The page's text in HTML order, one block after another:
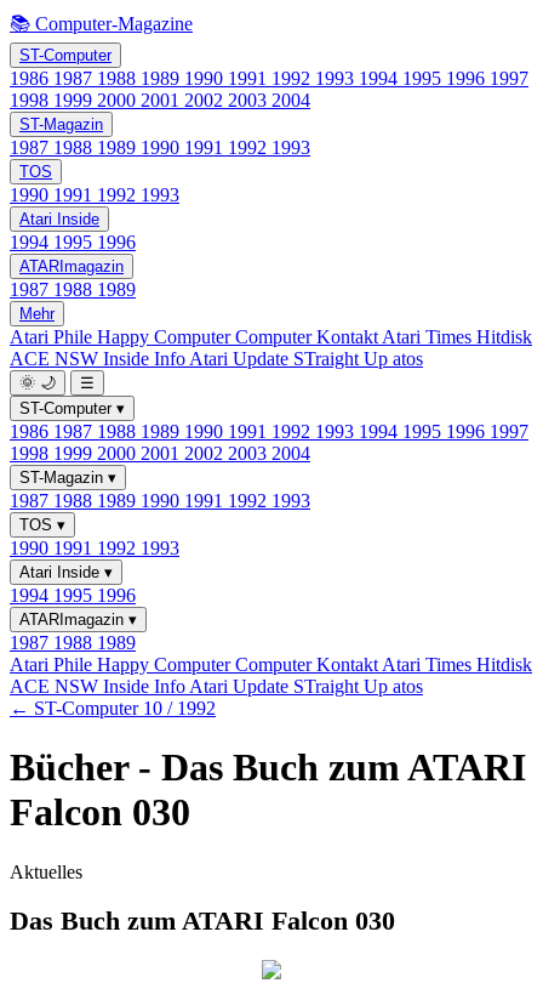
📚 Computer-Magazine
ST-Computer
1986 1987 1988 1989 1990 1991 1992 1993 1994 1995 1996 1997
1998 1999 2000 2001 2002 2003 2004
ST-Magazin
1987 1988 1989 1990 1991 1992 1993
TOS
1990 1991 1992 1993
Atari Inside
1994 1995 1996
ATARImagazin
1987 1988 1989
Mehr
Atari Phile Happy ComputerComputer Kontakt Atari Times Hitdisk
ACE NSW Inside Info Atari Update STraight Up atos
🌞 🌙
☰
ST-Computer ▾
1986 1987 1988 1989 1990 1991 1992 1993 1994 1995 1996 1997
1998 1999 2000 2001 2002 2003 2004
ST-Magazin ▾
1987 1988 1989 1990 1991 1992 1993
TOS ▾
1990 1991 1992 1993
Atari Inside ▾
1994 1995 1996
ATARImagazin ▾
1987 1988 1989
Atari Phile Happy ComputerComputer Kontakt Atari Times Hitdisk
ACE NSW Inside Info Atari Update STraight Up atos
← ST-Computer 10 / 1992
Bücher - Das Buch zum ATARI
Falcon 030
Aktuelles
Das Buch zum ATARI Falcon 030